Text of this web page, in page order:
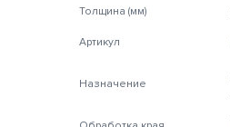
Толщина (мм)
Артикул
Назначение